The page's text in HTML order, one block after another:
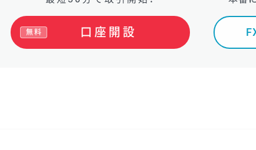
口座開設
無料